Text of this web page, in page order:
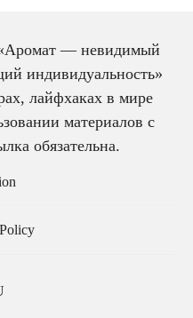
— невидимый
индивидуальность»
лайфхаках в мире
материалов с
обязательна.